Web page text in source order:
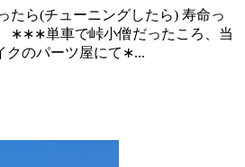
たら(チューニングしたら) 寿命っ
∗∗∗単車で峠小僧だったころ、当
クのパーツ屋にて∗...